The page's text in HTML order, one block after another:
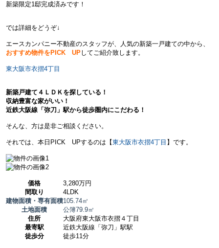
新築限定1邸完成済みです！
では詳細をどうぞ↓
エースカンパニー不動産のスタッフが、人気の新築一戸建ての中から、
おすすめ物件をPICK UPしてご紹介致します。
東大阪市衣摺4丁目
新築戸建て４ＬＤＫを探している！
収納豊富な家がいい！
近鉄大阪線「弥刀」駅から徒歩圏内にこだわる！
そんな、方は是非ご相談ください。
それでは、本日PICK UPするのは【東大阪市衣摺4丁目 】です。
価格
3,280万円
間取り
4LDK
建物面積・専有面積105.74㎡
土地面積
公簿79.9㎡
住所
大阪府東大阪市衣摺４丁目
最寄駅
近鉄大阪線「弥刀」駅駅
徒歩分
徒歩11分